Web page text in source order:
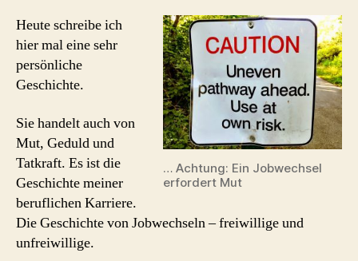
… Achtung: Ein Jobwechsel
erfordert Mut
Heute schreibe ich
hier mal eine sehr
persönliche
Geschichte.
Sie handelt auch von
Mut, Geduld und
Tatkraft. Es ist die
Geschichte meiner
beruflichen Karriere.
Die Geschichte von Jobwechseln – freiwillige und
unfreiwillige.